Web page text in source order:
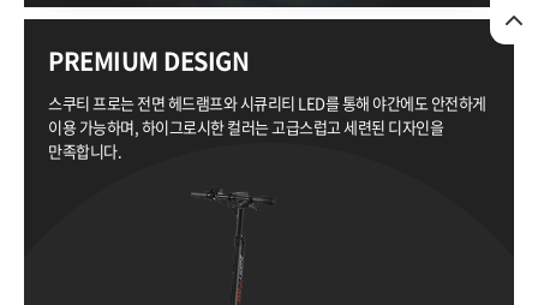
PREMIUM DESIGN
스쿠티 프로는 전면 헤드램프와 시큐리티 LED를 통해야간에도 안전하게
이용 가능하며, 하이그로시한 컬러는고급스럽고 세련된 디자인을
만족합니다.